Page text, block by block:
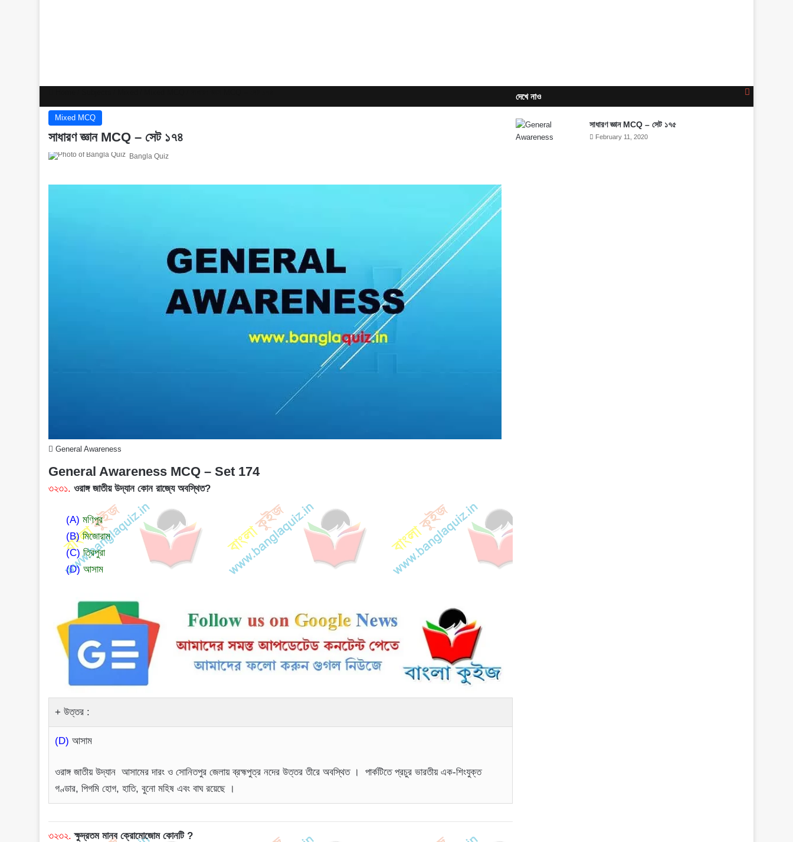
Mixed MCQ
সাধারণ জ্ঞান MCQ – সেট ১৭৪
Bangla Quiz
General Awareness
General Awareness MCQ – Set 174
৩২৩১. ওরাঙ্গ জাতীয় উদ্যান কোন রাজ্যে অবস্থিত?
(A) মণিপুর
(B)মিজোরাম
(C) ত্রিপুরা
(D)আসাম
উত্তর :
(D) আসাম
ওরাঙ্গ জাতীয় উদ্যান আসামের দারং ও সোনিতপুর জেলায় ব্রহ্মপুত্র নদের উত্তর তীরে অবস্থিত । পার্কটিতে প্রচুর ভারতীয় এক-শিংযুক্ত
গণ্ডার, পিগমি হোগ, হাতি, বুনো মহিষ এবং বাঘ রয়েছে ।
৩২৩২. ক্ষুদ্রতম মানব ক্রোমোজোম কোনটি ?
দেখে নাও
সাধারণ জ্ঞান MCQ – সেট ১৭৫
February 11, 2020